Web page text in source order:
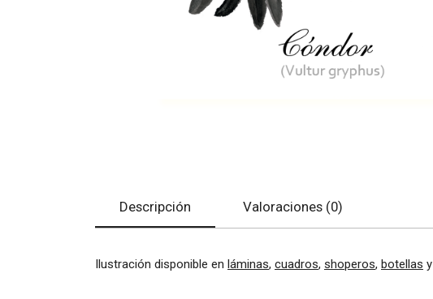
Descripción Valoraciones (0)
Ilustración disponible en láminas, cuadros, shoperos, botellas y